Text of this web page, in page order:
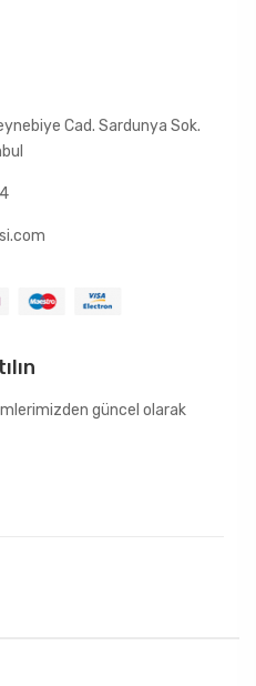
Cad. Sardunya Sok.
güncel olarak